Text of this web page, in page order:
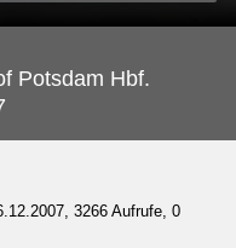
Potsdam Hbf.
3266 Aufrufe, 0